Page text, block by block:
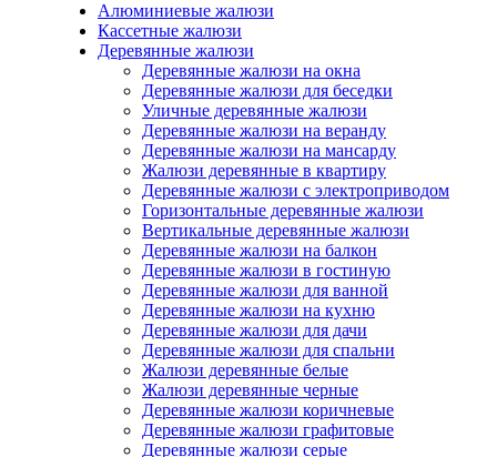
Алюминиевые жалюзи
Кассетные жалюзи
Деревянные жалюзи
Деревянные жалюзи на окна
Деревянные жалюзи для беседки
Уличные деревянные жалюзи
Деревянные жалюзи на веранду
Деревянные жалюзи на мансарду
Жалюзи деревянные в квартиру
Деревянные жалюзи с электроприводом
Горизонтальные деревянные жалюзи
Вертикальные деревянные жалюзи
Деревянные жалюзи на балкон
Деревянные жалюзи в гостиную
Деревянные жалюзи для ванной
Деревянные жалюзи на кухню
Деревянные жалюзи для дачи
Деревянные жалюзи для спальни
Жалюзи деревянные белые
Жалюзи деревянные черные
Деревянные жалюзи коричневые
Деревянные жалюзи графитовые
Деревянные жалюзи серые